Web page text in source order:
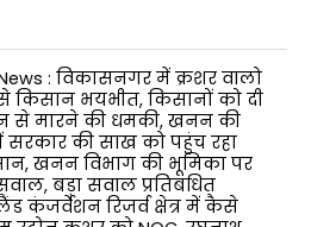
: विकासनगर में क्रशर वालो
भयभीत, किसानों को दी
से मारने की धमकी, खनन की
की साख को पहुंच रहा
खनन विभाग की भूमिका पर
बड़ा सवाल प्रतिबंधित
कंजर्वेशन रिजर्व क्षेत्र में कैसे